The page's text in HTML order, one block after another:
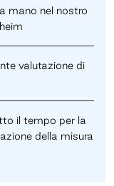
mano nel nostro
valutazione di
il tempo per la
della misura